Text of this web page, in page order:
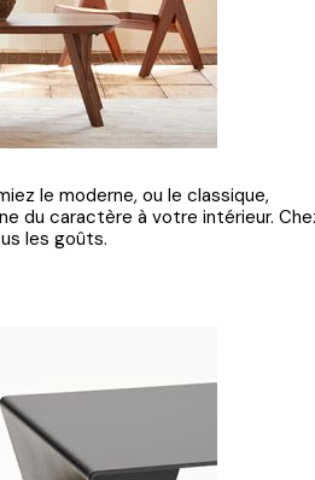
le moderne, ou le classique,
du caractère à votre intérieur.
les goûts.